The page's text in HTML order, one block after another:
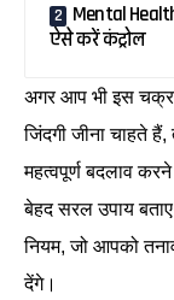
Mental
ऐसे करें कंट्रोल
अगर आप भी इस
जिंदगी जीना चाहते
महत्वपूर्ण बदलाव
बेहद सरल उपाय
नियम, जो आपको
देंगे।